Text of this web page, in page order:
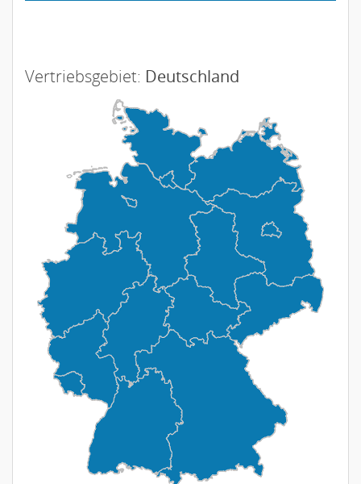
Vertriebsgebiet: Deutschland